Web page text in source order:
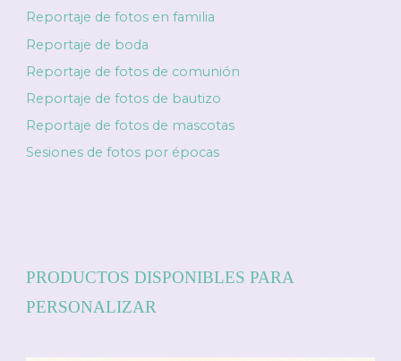
Reportaje de fotos en familia
Reportaje de boda
Reportaje de fotos de comunión
Reportaje de fotos de bautizo
Reportaje de fotos de mascotas
Sesiones de fotos por épocas
PRODUCTOS DISPONIBLES PARA
PERSONALIZAR